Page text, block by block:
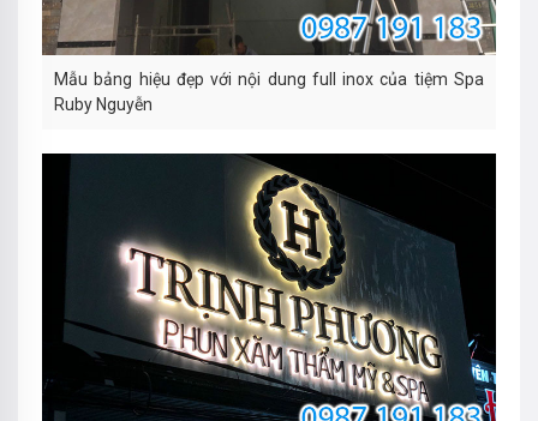
Mẫu bảng hiệu đẹp với nội dung full inox của tiệm Spa
Ruby Nguyễn